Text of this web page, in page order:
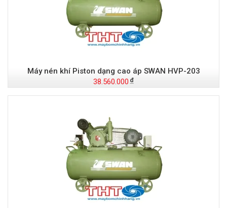
Máy nén khí Piston dạng cao áp SWAN HVP-203
38.560.000